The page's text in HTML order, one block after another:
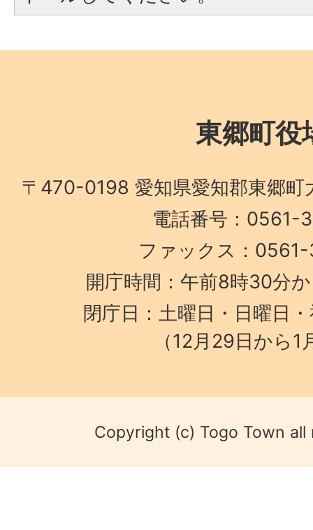
東郷町役
〒470-0198 愛知県愛知郡東郷町
電話番号：0561-
ファックス：
開庁時間：午前8時30分
閉庁日：土曜日・日曜日
（12月29日から1
Copyright (c) Togo Town all